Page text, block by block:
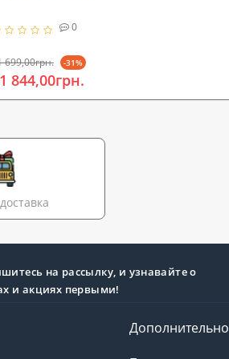
0
699,00грн. -31%
844,00грн.
на рассылку, и узнавайте о
и акциях первыми!
Дополнительно